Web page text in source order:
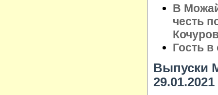
В
честь
Гость
Выпуски
29.01.2021